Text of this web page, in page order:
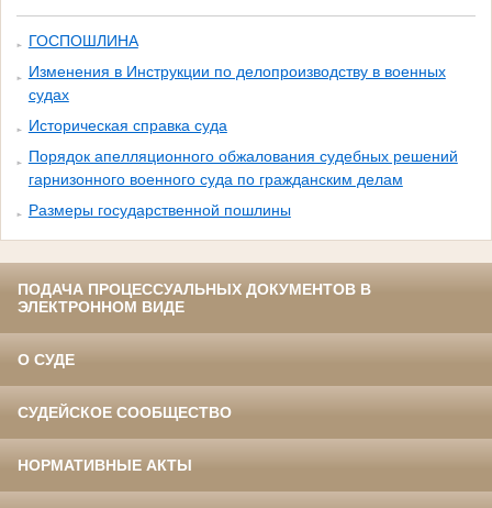
ГОСПОШЛИНА
Изменения в Инструкции по делопроизводству в военных
судах
Историческая справка суда
Порядок апелляционного обжалования судебных решений
гарнизонного военного суда по гражданским делам
Размеры государственной пошлины
ПОДАЧА ПРОЦЕССУАЛЬНЫХ ДОКУМЕНТОВ В
ЭЛЕКТРОННОМ ВИДЕ
О СУДЕ
СУДЕЙСКОЕ СООБЩЕСТВО
НОРМАТИВНЫЕ АКТЫ